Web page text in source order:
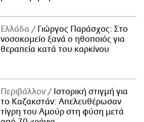
Ελλάδα
Γιώργος Παράσχος: Στο
νοσοκομείο ξανά ο ηθοποιός για
θεραπεία κατά του καρκίνου
Περιβάλλον
Ιστορική στιγμή για
το Καζακστάν: Απελευθέρωσαν
τίγρη του Αμούρ στη φύση μετά